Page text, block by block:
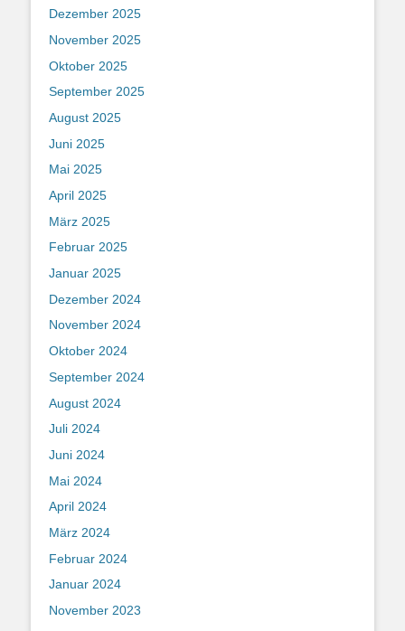
Dezember 2025
November 2025
Oktober 2025
September 2025
August 2025
Juni 2025
Mai 2025
April 2025
März 2025
Februar 2025
Januar 2025
Dezember 2024
November 2024
Oktober 2024
September 2024
August 2024
Juli 2024
Juni 2024
Mai 2024
April 2024
März 2024
Februar 2024
Januar 2024
November 2023